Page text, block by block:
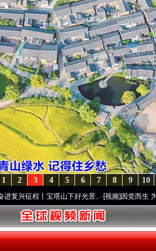
10
9
8
7
6
5
4
3
2
1
宝塔山下好光景..·[视频]因党而生 为党而战——